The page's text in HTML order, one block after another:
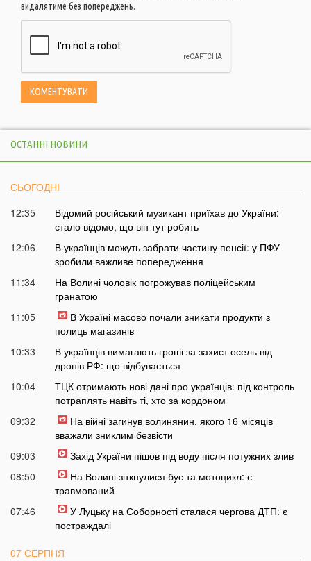
видалятиме без попереджень.
ОСТАННІ НОВИНИ
СЬОГОДНІ
12:35
Відомий російський музикант приїхав до України:
стало відомо, що він тут робить
12:06
В українців можуть забрати частину пенсії: у ПФУ
зробили важливе попередження
11:34
На Волині чоловік погрожував поліцейським
гранатою
11:05
В Україні масово почали зникати продукти з
полиць магазинів
10:33
В українців вимагають гроші за захист осель від
дронів РФ: що відбувається
10:04
ТЦК отримають нові дані про українців: під контроль
потраплять навіть ті, хто за кордоном
09:32
На війні загинув волинянин, якого 16 місяців
вважали зниклим безвісти
09:03
Захід України пішов під воду після потужних злив
08:50
На Волині зіткнулися бус та мотоцикл: є
травмований
07:46
У Луцьку на Соборності сталася чергова ДТП: є
постраждалі
07 СЕРПНЯ